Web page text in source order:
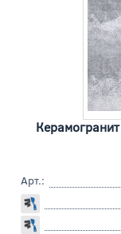
Арт.: